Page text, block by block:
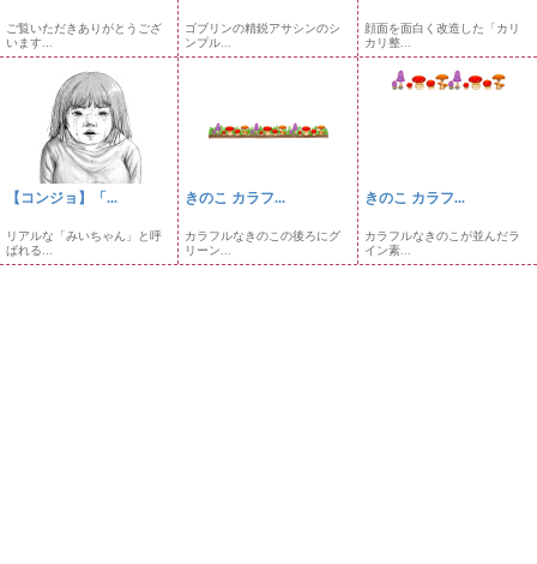
ご覧いただきありがとうござ
います...
ゴブリンの精鋭アサシンのシ
ンプル...
顔面を面白く改造した「カリ
カリ整...
【コンジョ】「...
リアルな「みいちゃん」と呼
ばれる...
きのこ カラフ...
カラフルなきのこの後ろにグ
リーン...
きのこ カラフ...
カラフルなきのこが並んだラ
イン素...